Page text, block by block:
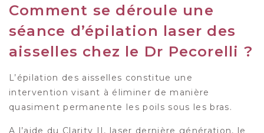
Comment se déroule une
séance d’épilation laser des
aisselles chez le Dr Pecorelli ?
L’épilation des aisselles constitue une
intervention visant à éliminer de manière
quasiment permanente les poils sous les bras.
A l’aide du Clarity II, laser dernière génération, le